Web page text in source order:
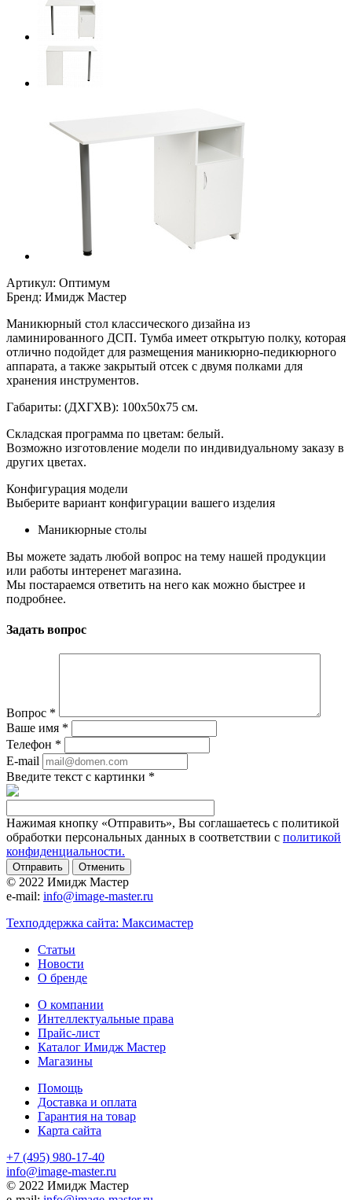
Артикул: Оптимум
Бренд: Имидж Мастер
Маникюрный стол классического дизайна из
ламинированного ДСП. Тумба имеет открытую полку, которая
отлично подойдет для размещения маникюрно-педикюрного
аппарата, а также закрытый отсек с двумя полками для
хранения инструментов.
Габариты: (ДХГХВ): 100х50х75 см.
Складская программа по цветам: белый.
Возможно изготовление модели по индивидуальному заказу в
других цветах.
Конфигурация модели
Выберите вариант конфигурации вашего изделия
Маникюрные столы
Вы можете задать любой вопрос на тему нашей продукции
или работы интеренет магазина.
Мы постараемся ответить на него как можно быстрее и
подробнее.
Задать вопрос
Вопрос *
Ваше имя *
Телефон *
E-mail
Введите текст с картинки *
Нажимая кнопку «Отправить», Вы соглашаетесь с политикой
обработки персональных данных в соответствии с политикой
конфиденциальности.
Отменить
© 2022 Имидж Мастер
e-mail: info@image-master.ru
Техподдержка сайта: Максимастер
Статьи
Новости
О бренде
О компании
Интеллектуальные права
Прайс-лист
Каталог Имидж Мастер
Магазины
Помощь
Доставка и оплата
Гарантия на товар
Карта сайта
+7 (495) 980-17-40
info@image-master.ru
© 2022 Имидж Мастер